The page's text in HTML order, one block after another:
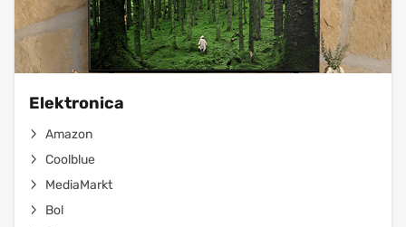
Elektronica
Amazon
Coolblue
MediaMarkt
Bol